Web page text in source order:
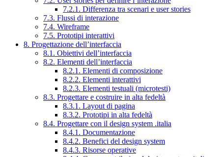
7.2.1. Differenza tra scenari e user stories
7.3. Flussi di interazione
7.4. Wireframe
7.5. Prototipi interattivi
8. Progettazione dell’interfaccia
8.1. Obiettivi dell’interfaccia
8.2. Elementi dell’interfaccia
8.2.1. Elementi di composizione
8.2.2. Elementi interattivi
8.2.3. Elementi testuali (microtesti)
8.3. Progettare e costruire in alta fedeltà
8.3.1. Layout di pagina
8.3.2. Prototipi in alta fedeltà
8.4. Progettare con il design system .italia
8.4.1. Documentazione
8.4.2. Benefici del design system
8.4.3. Risorse operative